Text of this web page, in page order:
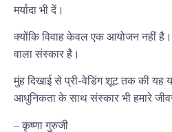
मर्यादा भी दें।
क्योंकि विवाह केवल एक आयोजन नहीं है।
वाला संस्कार है।
मुंह दिखाई से प्री-वेडिंग शूट तक की यह
आधुनिकता के साथ संस्कार भी हमारे
– कृष्णा गुरुजी